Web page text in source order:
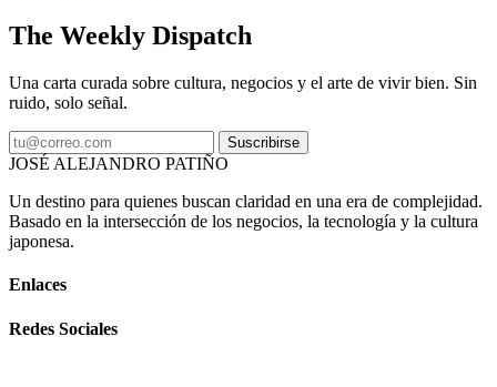
The Weekly Dispatch
Una carta curada sobre cultura, negocios y el arte de vivir bien. Sin
ruido, solo señal.
Suscribirse
JOSÉ ALEJANDRO PATIÑO
Un destino para quienes buscan claridad en una era de complejidad.
Basado en la intersección de los negocios, la tecnología y la cultura
japonesa.
Enlaces
Redes Sociales